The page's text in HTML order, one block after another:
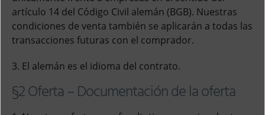
artículo 14 del Código Civil alemán (BGB). Nuestras
condiciones de venta también se aplicarán a todas las
transacciones futuras con el comprador.
3. El alemán es el idioma del contrato.
§2 Oferta – Documentación de la oferta